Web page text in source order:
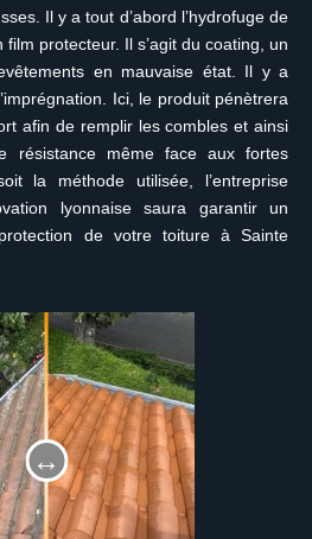
Il y a tout d’abord l’hydrofuge de
protecteur. Il s’agit du coating, un
en mauvaise état. Il y a
Ici, le produit pénètrera
afin de remplir les combles et ainsi
résistance même face aux fortes
la méthode utilisée, l’entreprise
lyonnaise saura garantir un
de votre toiture à Sainte